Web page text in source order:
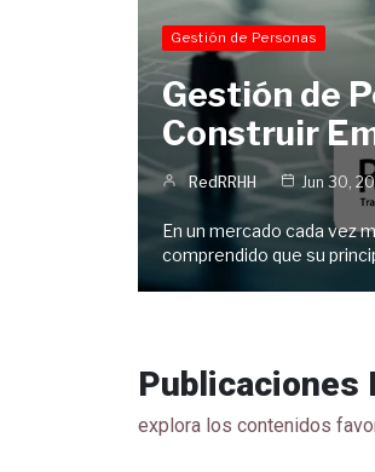
Gestión de Personas
Gestión de
Construir
RedRRHH Jun 30,
En un mercado cada vez
comprendido que su
Publicaciones
explora los contenidos